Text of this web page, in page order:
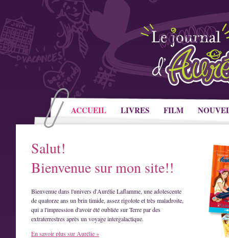
ACCUEIL LIVRES FILM
Salut!
Bienvenue sur mon site!!
Bienvenue dans l'univers d'Aurélie Laflamme, une adolescente
de quatorze ans un brin timide, assez rigolote et très maladroite,
qui a l'impression d'avoir été oubliée sur Terre par des
extraterrestres après un voyage intergalactique.
En savoir plus sur Aurélie »